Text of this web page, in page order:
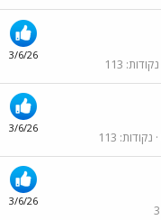
3/6/26
נקודות 113
3/6/26
נקודות 113
3/6/26
3